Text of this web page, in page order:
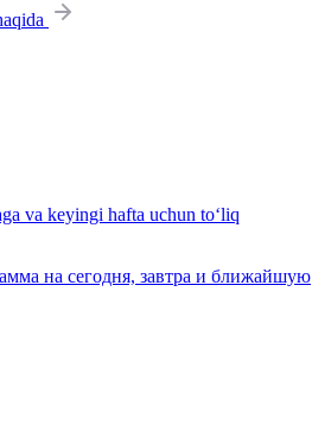
va keyingi hafta uchun to‘liq
на сегодня, завтра и ближайшую